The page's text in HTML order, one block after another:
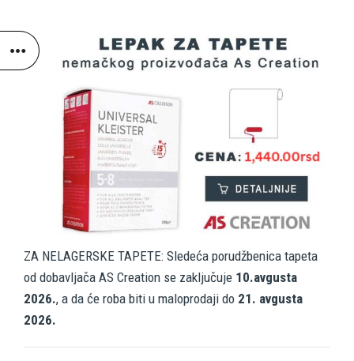
ZA NELAGERSKE TAPETE: Sledeća porudžbenica tapeta
od dobavljača AS Creation se zaključuje 10.avgusta
2026., a da će roba biti u maloprodaji do 21. avgusta
2026.